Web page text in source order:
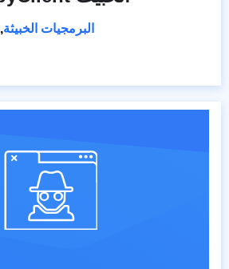
البرمجيات الخبيثة,